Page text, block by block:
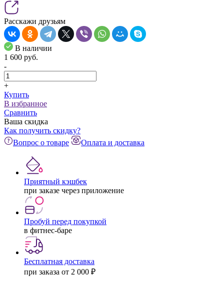
Расскажи друзьям
В наличии
1 600 pуб.
-
+
Купить
В избранное
Сравнить
Ваша скидка
Как получить скидку?
Вопрос о товаре
Оплата и доставка
Приятный кэшбек
при заказе через приложение
Пробуй перед покупкой
в фитнес-баре
Бесплатная доставка
при заказа от 2 000 ₽